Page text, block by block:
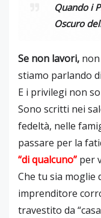
Quando i
Oscuro
Se non lavori,
stiamo parlando di
E i privilegi non
Sono scritti nei
fedeltà, nelle
passare per la
“di qualcuno” per
Che tu sia moglie
imprenditore
travestito da